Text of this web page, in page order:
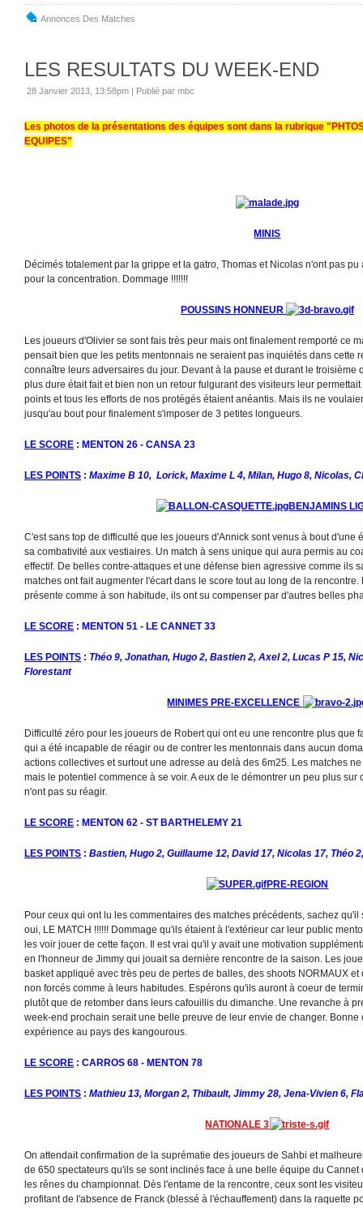
Annonces Des Matches
LES RESULTATS DU WEEK-END
28 Janvier 2013, 13:58pm | Publié par mbc
Les photos de la présentations des équipes sont dans la rubrique
EQUIPES"
MINIS
Décimés totalement par la grippe et la gatro, Thomas et Nicolas n'ont pas
pour la concentration. Dommage !!!!!!!
POUSSINS HONNEUR
Les joueurs d'Olivier se sont fais très peur mais ont finalement remporté ce
pensait bien que les petits mentonnais ne seraient pas inquiétés dans cette
connaître leurs adversaires du jour. Devant à la pause et durant le troisième
plus dure était fait et bien non un retour fulgurant des visiteurs leur
points et tous les efforts de nos protégés étaient anéantis. Mais ils ne
jusqu'au bout pour finalement s'imposer de 3 petites longueurs.
LE SCORE : MENTON 26 - CANSA 23
LES POINTS : Maxime B 10, Lorick, Maxime L 4, Milan, Hugo 8, Nicolas,
BENJAMINS
C'est sans top de difficulté que les joueurs d'Annick sont venus à bout d'une
sa combativité aux vestiaires. Un match à sens unique qui aura permis au
effectif. De belles contre-attaques et une défense bien agressive comme ils
matches ont fait augmenter l'écart dans le score tout au long de la
présente comme à son habitude, ils ont su compenser par d'autres belles
LE SCORE : MENTON 51 - LE CANNET 33
LES POINTS : Théo 9, Jonathan, Hugo 2, Bastien 2, Axel 2, Lucas P 15,
Florestant
MINIMES PRE-EXCELLENCE
Difficulté zéro pour les joueurs de Robert qui ont eu une rencontre plus que
qui a été incapable de réagir ou de contrer les mentonnais dans aucun
actions collectives et surtout une adresse au delà des 6m25. Les matches
mais le potentiel commence à se voir. A eux de le démontrer un peu plus
n'ont pas su réagir.
LE SCORE : MENTON 62 - ST BARTHELEMY 21
LES POINTS : Bastien, Hugo 2, Guillaume 12, David 17, Nicolas 17, Théo
PRE-REGION
Pour ceux qui ont lu les commentaires des matches précédents, sachez
oui, LE MATCH !!!!!! Dommage qu'ils étaient à l'extérieur car leur public
les voir jouer de cette façon. Il est vrai qu'il y avait une motivation
en l'honneur de Jimmy qui jouait sa dernière rencontre de la saison. Les
basket appliqué avec très peu de pertes de balles, des shoots NORMAUX
non forcés comme à leurs habitudes. Espérons qu'ils auront à coeur de
plutôt que de retomber dans leurs cafouillis du dimanche. Une revanche à
week-end prochain serait une belle preuve de leur envie de changer.
expérience au pays des kangourous.
LE SCORE : CARROS 68 - MENTON 78
LES POINTS : Mathieu 13, Morgan 2, Thibault, Jimmy 28, Jena-Vivien 6,
NATIONALE 3
On attendait confirmation de la suprématie des joueurs de Sahbi et
de 650 spectateurs qu'ils se sont inclinés face à une belle équipe du
les rênes du championnat. Dès l'entame de la rencontre, ceux sont les
profitant de l'absence de Franck (blessé à l'échauffement) dans la raquette